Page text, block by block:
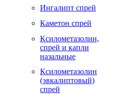
Ингалипт спрей
Каметон спрей
Ксилометазолин,
спрей и капли
назальные
Ксилометазолин
(эвкалиптовый)
спрей